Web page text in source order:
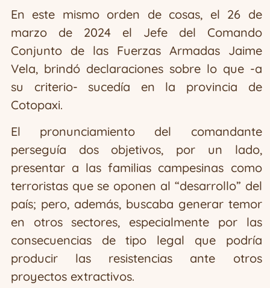
En este mismo orden de cosas, el 26 de
marzo de 2024 el Jefe del Comando
Conjunto de las Fuerzas Armadas Jaime
Vela, brindó declaraciones sobre lo que -a
su criterio- sucedía en la provincia de
Cotopaxi.
El pronunciamiento del comandante
perseguía dos objetivos, por un lado,
presentar a las familias campesinas como
terroristas que se oponen al “desarrollo” del
país; pero, además, buscaba generar temor
en otros sectores, especialmente por las
consecuencias de tipo legal que podría
producir las resistencias ante otros
proyectos extractivos.